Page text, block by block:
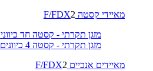
מאיידי קסטה F/FDX 2
מזגן תקרתי - קסטה חד
מזגן תקרתי - קסטה 4 כיוונים
מאיידים אנכיים F/FDX 2